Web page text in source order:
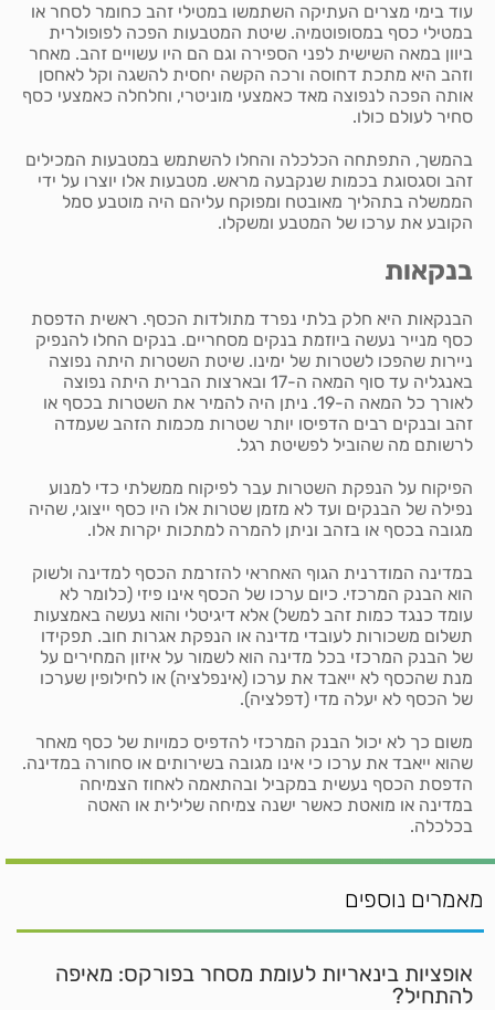
עוד בימי מצרים העתיקה השתמשו במטילי זהב כחומר לסחר או
במטילי כסף במסופוטמיה. שיטת המטבעות הפכה לפופולרית
ביוון במאה השישית לפני הספירה וגם הם היו עשויים זהב. מאחר
וזהב היא מתכת דחוסה ורכה הקשה יחסית להשגה וקל לאחסן
אותה הפכה לנפוצה מאד כאמצעי מוניטרי, וחלחלה כאמצעי כסף
סחיר לעולם כולו.
בהמשך, התפתחה הכלכלה והחלו להשתמש במטבעות המכילים
זהב וסגסוגת בכמות שנקבעה מראש. מטבעות אלו יוצרו על ידי
הממשלה בתהליך מאובטח ומפוקח עליהם היה מוטבע סמל
הקובע את ערכו של המטבע ומשקלו.
בנקאות
הבנקאות היא חלק בלתי נפרד מתולדות הכסף. ראשית הדפסת
כסף מנייר נעשה ביוזמת בנקים מסחריים. בנקים החלו להנפיק
ניירות שהפכו לשטרות של ימינו. שיטת השטרות היתה נפוצה
באנגליה עד סוף המאה ה-17 ובארצות הברית היתה נפוצה
לאורך כל המאה ה-19. ניתן היה להמיר את השטרות בכסף או
זהב ובנקים רבים הדפיסו יותר שטרות מכמות הזהב שעמדה
לרשותם מה שהוביל לפשיטת רגל.
הפיקוח על הנפקת השטרות עבר לפיקוח ממשלתי כדי למנוע
נפילה של הבנקים ועד לא מזמן שטרות אלו היו כסף ייצוגי, שהיה
מגובה בכסף או בזהב וניתן להמרה למתכות יקרות אלו.
במדינה המודרנית הגוף האחראי להזרמת הכסף למדינה ולשוק
הוא הבנק המרכזי. כיום ערכו של הכסף אינו פיזי (כלומר לא
עומד כנגד כמות זהב למשל) אלא דיגיטלי והוא נעשה באמצעות
תשלום משכורות לעובדי מדינה או הנפקת אגרות חוב. תפקידו
של הבנק המרכזי בכל מדינה הוא לשמור על איזון המחירים על
מנת שהכסף לא ייאבד את ערכו (אינפלציה) או לחילופין שערכו
של הכסף לא יעלה מדי (דפלציה).
משום כך לא יכול הבנק המרכזי להדפיס כמויות של כסף מאחר
שהוא ייאבד את ערכו כי אינו מגובה בשירותים או סחורה במדינה.
הדפסת הכסף נעשית במקביל ובהתאמה לאחוז הצמיחה
במדינה או מואטת כאשר ישנה צמיחה שלילית או האטה
בכלכלה.
מאמרים נוספים
אופציות בינאריות לעומת מסחר בפורקס: מאיפה
להתחיל?